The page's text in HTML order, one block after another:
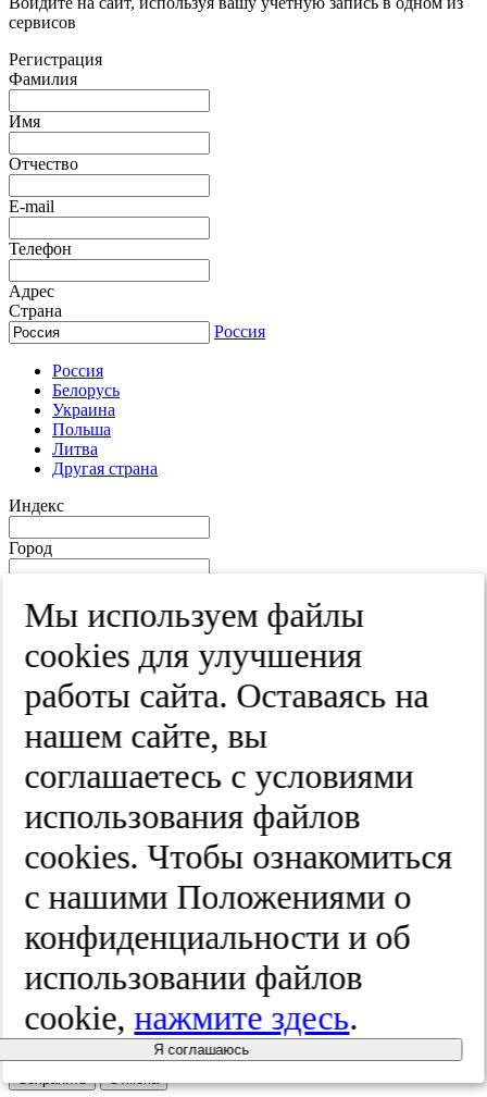
сервисов
Регистрация
Фамилия
Имя
Отчество
E-mail
Телефон
Адрес
Страна
Россия
Россия
Белорусь
Украина
Польша
Литва
Другая страна
Индекс
Город
Улица
Квартира
Пароль
Повторите пароль
Сохранить Отмена
Мы используем файлы
cооkies для улучшения
работы сайта. Оставаясь на
нашем сайте, вы
соглашаетесь с условиями
использования файлов
cооkies. Чтобы ознакомиться
с нашими Положениями о
конфиденциальности и об
использовании файлов
cookie,нажмите здесь.
Я соглашаюсь